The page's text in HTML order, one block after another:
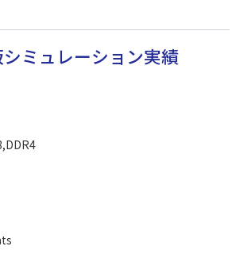
ミュレーション実績